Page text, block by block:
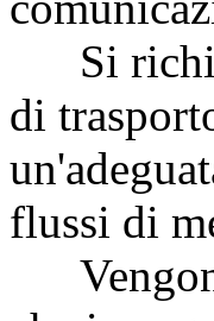
Si
di
flussi di